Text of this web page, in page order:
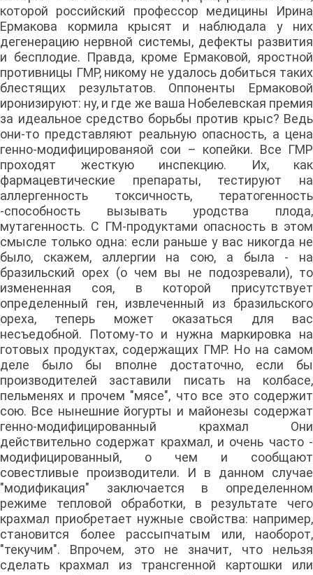
которой российский профессор медицины Ирина
Ермакова кормила крысят и наблюдала у них
дегенерацию нервной системы, дефекты развития
и бесплодие. Правда, кроме Ермаковой, яростной
противницы ГМР, никому не удалось добиться таких
блестящих результатов. Оппоненты Ермаковой
иронизируют: ну, и где же ваша Нобелевская премия
за идеальное средство борьбы против крыс? Ведь
они-то представляют реальную опасность, а цена
генно-модифицированяой сои – копейки. Все ГМР
проходят жесткую инспекцию. Их, как
фармацевтические препараты, тестируют на
аллергенность токсичность, тератогенность
-способность вызывать уродства плода,
мутагенность. С ГМ-продуктами опасность в этом
смысле только одна: если раньше у вас никогда не
было, скажем, аллергии на сою, а была - на
бразильский орех (о чем вы не подозревали), то
измененная соя, в которой присутствует
определенный ген, извлеченный из бразильского
ореха, теперь может оказаться для вас
несъедобной. Потому-то и нужна маркировка на
готовых продуктах, содержащих ГМР. Но на самом
деле было бы вполне достаточно, если бы
производителей заставили писать на колбасе,
пельменях и прочем "мясе", что все это содержит
сою. Все нынешние йогурты и майонезы содержат
генно-модифицированный крахмал Они
действительно содержат крахмал, и очень часто -
модифицированный, о чем и сообщают
совестливые производители. И в данном случае
"модификация" заключается в определенном
режиме тепловой обработки, в результате чего
крахмал приобретает нужные свойства: например,
становится более рассыпчатым или, наоборот,
"текучим". Впрочем, это не значит, что нельзя
сделать крахмал из трансгенной картошки или